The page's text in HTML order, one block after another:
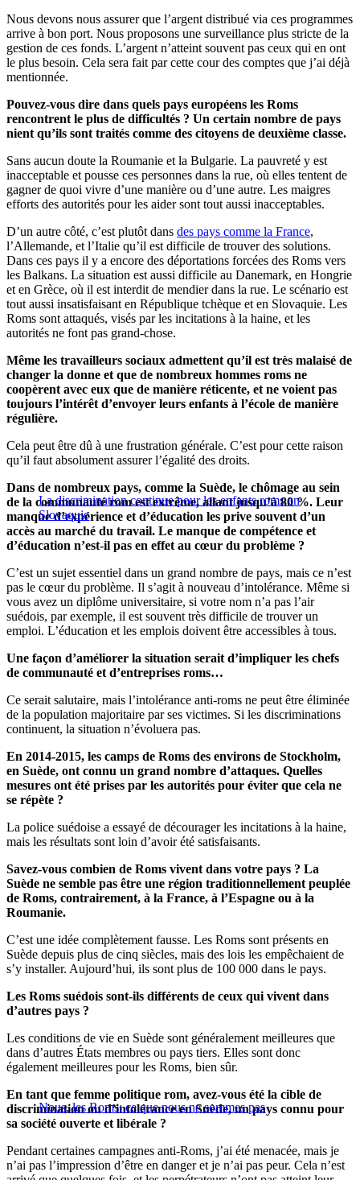
Nous devons nous assurer que l’argent distribué via ces programmes
arrive à bon port. Nous proposons une surveillance plus stricte de la
gestion de ces fonds. L’argent n’atteint souvent pas ceux qui en ont
le plus besoin. Cela sera fait par cette cour des comptes que j’ai déjà
mentionnée.
Pouvez-vous dire dans quels pays européens les Roms
rencontrent le plus de difficultés ? Un certain nombre de pays
nient qu’ils sont traités comme des citoyens de deuxième classe.
Sans aucun doute la Roumanie et la Bulgarie. La pauvreté y est
inacceptable et pousse ces personnes dans la rue, où elles tentent de
gagner de quoi vivre d’une manière ou d’une autre. Les maigres
efforts des autorités pour les aider sont tout aussi inacceptables.
D’un autre côté, c’est plutôt dans des pays comme la France,
l’Allemande, et l’Italie qu’il est difficile de trouver des solutions.
Dans ces pays il y a encore des déportations forcées des Roms vers
les Balkans. La situation est aussi difficile au Danemark, en Hongrie
et en Grèce, où il est interdit de mendier dans la rue. Le scénario est
tout aussi insatisfaisant en République tchèque et en Slovaquie. Les
Roms sont attaqués, visés par les incitations à la haine, et les
autorités ne font pas grand-chose.
Même les travailleurs sociaux admettent qu’il est très malaisé de
changer la donne et que de nombreux hommes roms ne
coopèrent avec eux que de manière réticente, et ne voient pas
toujours l’intérêt d’envoyer leurs enfants à l’école de manière
régulière.
Cela peut être dû à une frustration générale. C’est pour cette raison
qu’il faut absolument assurer l’égalité des droits.
La discrimination continue pour les enfants roms en
Slovaquie
Dans de nombreux pays, comme la Suède, le chômage au sein
de la communauté rom est extrême, allant jusqu’à 80 %. Leur
manque d’expérience et d’éducation les prive souvent d’un
accès au marché du travail. Le manque de compétence et
d’éducation n’est-il pas en effet au cœur du problème ?
C’est un sujet essentiel dans un grand nombre de pays, mais ce n’est
pas le cœur du problème. Il s’agit à nouveau d’intolérance. Même si
vous avez un diplôme universitaire, si votre nom n’a pas l’air
suédois, par exemple, il est souvent très difficile de trouver un
emploi. L’éducation et les emplois doivent être accessibles à tous.
Une façon d’améliorer la situation serait d’impliquer les chefs
de communauté et d’entreprises roms…
Ce serait salutaire, mais l’intolérance anti-roms ne peut être éliminée
de la population majoritaire par ses victimes. Si les discriminations
continuent, la situation n’évoluera pas.
En 2014-2015, les camps de Roms des environs de Stockholm,
en Suède, ont connu un grand nombre d’attaques. Quelles
mesures ont été prises par les autorités pour éviter que cela ne
se répète ?
La police suédoise a essayé de décourager les incitations à la haine,
mais les résultats sont loin d’avoir été satisfaisants.
Savez-vous combien de Roms vivent dans votre pays ? La
Suède ne semble pas être une région traditionnellement peuplée
de Roms, contrairement, à la France, à l’Espagne ou à la
Roumanie.
C’est une idée complètement fausse. Les Roms sont présents en
Suède depuis plus de cinq siècles, mais des lois les empêchaient de
s’y installer. Aujourd’hui, ils sont plus de 100 000 dans le pays.
Les Roms suédois sont-ils différents de ceux qui vivent dans
d’autres pays ?
Les conditions de vie en Suède sont généralement meilleures que
dans d’autres États membres ou pays tiers. Elles sont donc
également meilleures pour les Roms, bien sûr.
Nous, les Roms: ce que nous ne sommes pas
En tant que femme politique rom, avez-vous été la cible de
discrimination ou d’intolérance en Suède, un pays connu pour
sa société ouverte et libérale ?
Pendant certaines campagnes anti-Roms, j’ai été menacée, mais je
n’ai pas l’impression d’être en danger et je n’ai pas peur. Cela n’est